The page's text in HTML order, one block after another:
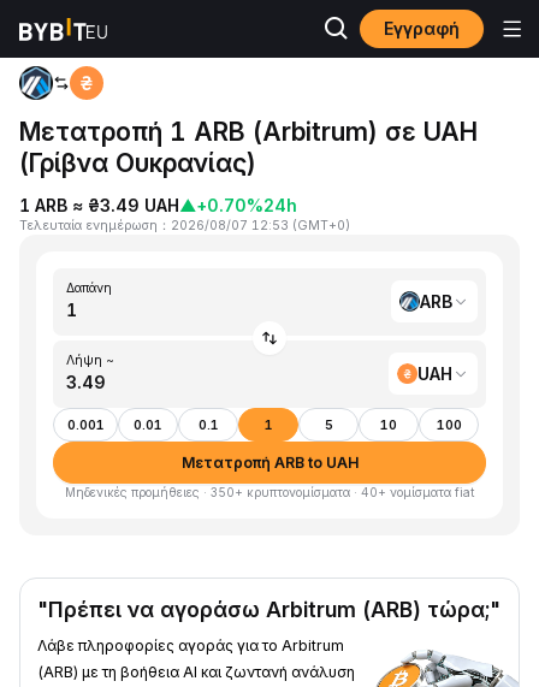
Εγγραφή
Αρχική ARB to UAH
Μετατροπή 1 ARB (Arbitrum) σε UAH
(Γρίβνα Ουκρανίας)
1 ARB ≈ ₴3.49 UAH▲+0.70%24h
Τελευταία ενημέρωση ： 2026/08/07 12:53 (GMT+0)
Δαπάνη
ARB
Λήψη ~
UAH
0.001 0.01 0.1 1 5 10 100
Μετατροπή ARB to UAH
Μηδενικές προμήθειες · 350+ κρυπτονομίσματα · 40+ νομίσματα fiat
"Πρέπει να αγοράσω Arbitrum (ARB) τώρα;"
Λάβε πληροφορίες αγοράς για το Arbitrum
(ARB) με τη βοήθεια AI και ζωντανή ανάλυση